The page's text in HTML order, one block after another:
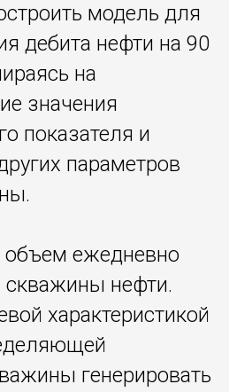
модель для
дебита нефти на 90
на
значения
показателя и
параметров
объем ежедневно
нефти.
характеристикой
генерировать